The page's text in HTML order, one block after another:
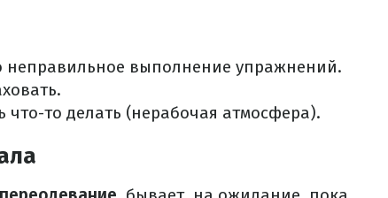
неправильное выполнение упражнений.
что-то делать (нерабочая атмосфера).